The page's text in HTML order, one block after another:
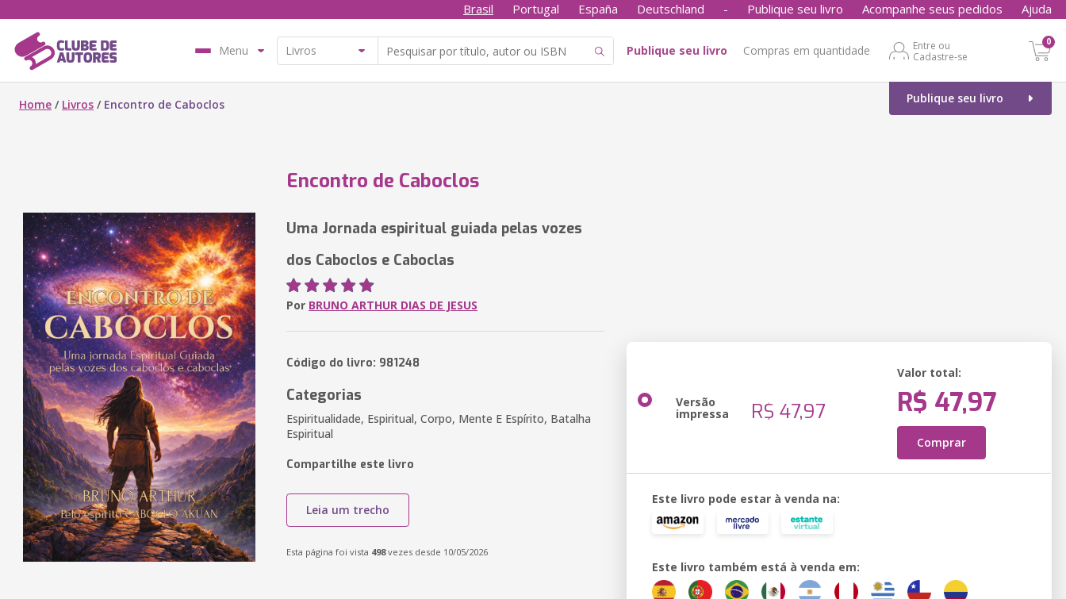
Brasil Portugal España Deutschland - Publique seu livro Acompanhe seus pedidos Ajuda
Menu Publique seu livro Compras em quantidade
Entre ou
Cadastre-se
0
Publique seu livro
Home / Livros / Encontro de Caboclos
Encontro de Caboclos
Uma Jornada espiritual guiada pelas vozes
dos Caboclos e Caboclas
Por BRUNO ARTHUR DIAS DE JESUS
Código do livro: 981248
Categorias
Espiritualidade, Espiritual, Corpo, Mente E Espírito, Batalha
Espiritual
Compartilhe este livro
Leia um trecho
Esta página foi vista 498vezes desde 10/05/2026
Versão
impressa R$ 47,97
Valor total:
R$ 47,97
Comprar
Este livro pode estar à venda na:
Este livro também está à venda em: